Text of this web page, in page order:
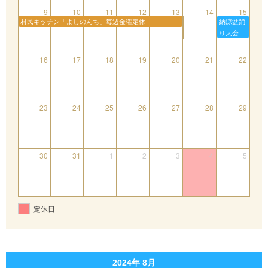
9 10 11 12 13 14 15
村民キッチン「よしのんち」毎週金曜定休
納涼盆踊
り大会
16 17 18 19 20 21 22
23 24 25 26 27 28 29
30 31 1 2 3 4 5
定休日
2024年 8月